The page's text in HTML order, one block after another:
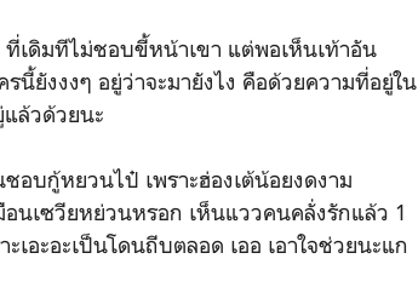
เดิมทีไม่ชอบขี้หน้าเขา แต่พอเห็นเท้าอัน
นี้ยังงงๆ อยู่ว่าจะมายังไง คือด้วยความที่อยู่ใน
ล้วด้วยนะ
กู้หยวนไป๋ เพราะฮ่องเต้น้อยงดงาม
นเซวียหย่วนหรอก เห็นแววคนคลั่งรักแล้ว 1
เอะอะเป็นโดนถีบตลอด เออ เอาใจช่วยนะแก